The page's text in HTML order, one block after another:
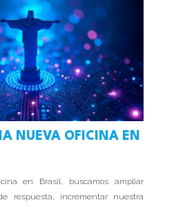
NUEVA OFICINA EN
en Brasil, buscamos ampliar
respuesta, incrementar nuestra